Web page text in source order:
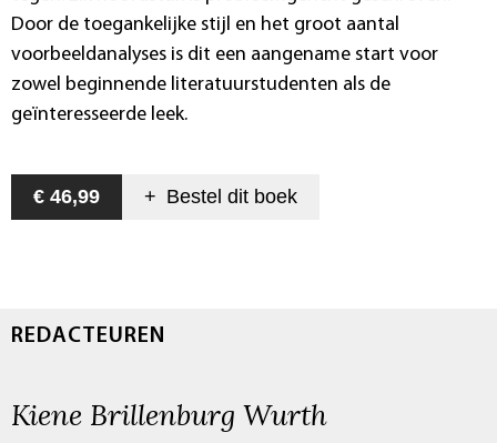
Door de toegankelijke stijl en het groot aantal
voorbeeldanalyses is dit een aangename start voor
zowel beginnende literatuurstudenten als de
geïnteresseerde leek.
€ 46,99 + Bestel dit boek
REDACTEUREN
Kiene Brillenburg Wurth